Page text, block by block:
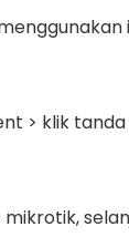
> klik